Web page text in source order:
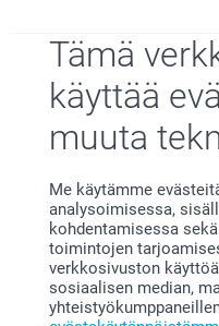
Tämä
käyttää
muuta
Me käytämme
analysoimisessa,
kohdentamisessa
toimintojen
verkkosivuston
sosiaalisen median,
Syntymäpäivälahjoja